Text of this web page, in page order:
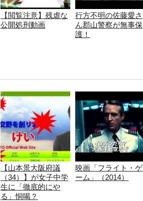
【閲覧注意】残虐な
公開処刑動画
行方不明の佐藤愛さ
ん郡山警察が無事保
護！
【山本景大阪府議
（34）】が女子中学
生に「徹底的にや
る」恫喝？
映画「フライト・ゲ
ーム」（2014）